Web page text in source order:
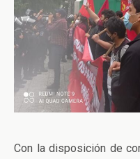
Con la disposición de